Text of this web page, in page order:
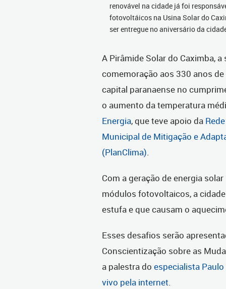
renovável na cidade já foi
fotovoltáicos na Usina Solar do
ser entregue no aniversário da
A Pirâmide Solar do Caximba,
comemoração aos 330 anos
capital paranaense no
o aumento da temperatura
Energia, que teve apoio da
Municipal de Mitigação e
(PlanClima).
Com a geração de energia
módulos fotovoltaicos, a
estufa e que causam o
Esses desafios serão
Conscientização sobre as
a palestra do especialista
vivo pela internet.